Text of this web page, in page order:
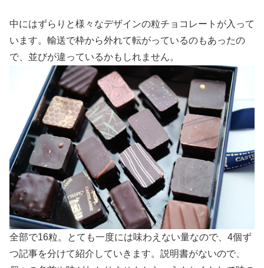
中にはずらりと様々なデザインの粒チョコレートが入って
います。輸送で枠から外れて転がっているのもあったの
で、並びが違っているかもしれません。
全部で16粒。とても一度には味わえない量なので、4個ず
つ記事を分けて紹介していきます。説明書がないので、